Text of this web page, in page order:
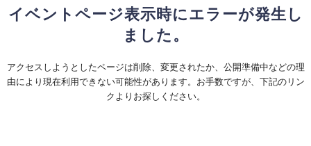
イベントページ表示時にエラーが発生し
ました。
アクセスしようとしたページは削除、変更されたか、公開準備中などの理
由により現在利用できない可能性があります。お手数ですが、下記のリン
クよりお探しください。